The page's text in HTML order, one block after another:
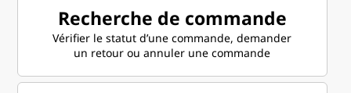
Recherche de commande
Vérifier le statut d’une commande, demander
un retour ou annuler une commande